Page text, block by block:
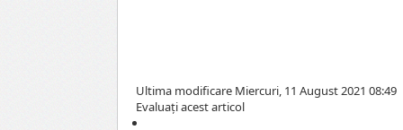
Ultima modificare Miercuri, 11 August 2021 08:49
Evaluaţi acest articol